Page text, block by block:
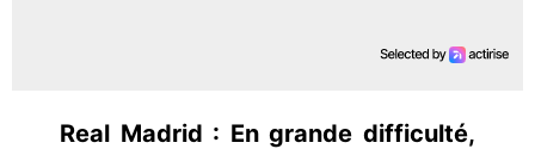
Real Madrid : En grande difficulté,